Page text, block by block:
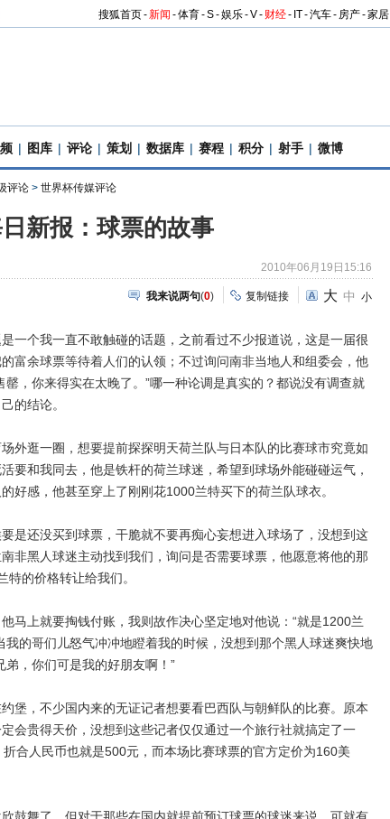
搜狐首页-新闻 -体育-S-娱乐-V- 财经- IT-汽车- 房产-家居
| 图库 | 评论 | 策划 | 数据库 | 赛程 | 积分 | 射手 | 微博
评论 > 世界杯传媒评论
新报：球票的故事
2010年06月19日15:16
我来说两句(0) 复制链接 大 中 小
个我一直不敢触碰的话题，之前看过不少报道说，这是一届很
富余球票等待着人们的认领；不过询问南非当地人和组委会，他
罄，你来得实在太晚了。”哪一种论调是真实的？都说没有调查就
的结论。
逛一圈，想要提前探探明天荷兰队与日本队的比赛球市究竟如
要和我同去，他是铁杆的荷兰球迷，希望到球场外能碰碰运气，
好感，他甚至穿上了刚刚花1000兰特买下的荷兰队球衣。
还没买到球票，干脆就不要再痴心妄想进入球场了，没想到这
非黑人球迷主动找到我们，询问是否需要球票，他愿意将他的那
的价格转让给我们。
上就要掏钱付账，我则故作决心坚定地对他说：“就是1200兰
我的哥们儿怒气冲冲地瞪着我的时候，没想到那个黑人球迷爽快地
，你们可是我的好朋友啊！”
，不少国内来的无证记者想要看巴西队与朝鲜队的比赛。原本
会贵得天价，没想到这些记者仅仅通过一个旅行社就搞定了一
合人民币也就是500元，而本场比赛球票的官方定价为160美